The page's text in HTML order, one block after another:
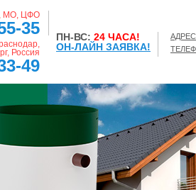
ПН-ВС: 24 ЧАСА!
ОН-ЛАЙН ЗАЯВКА!
МО, ЦФО
35
Россия
49